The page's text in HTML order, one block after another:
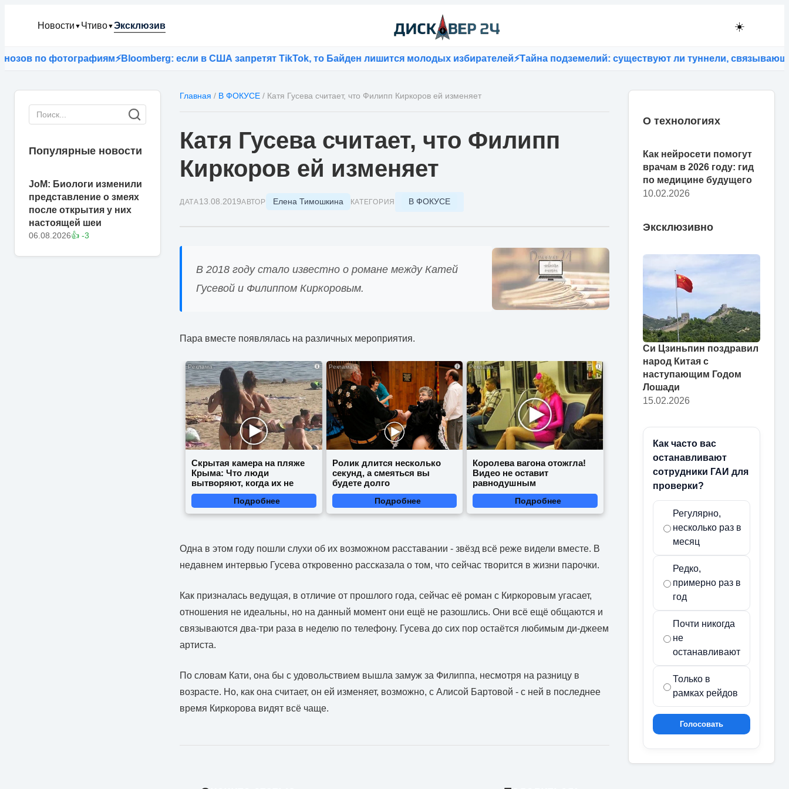
Новости ▼ Чтиво▼Эксклюзив ☀️
по фотографиям⚡Bloomberg: если в США запретят TikTok, то Байден лишится молодых избирателей⚡Тайна подземелий: существуют ли туннели, связывающие
Популярные новости
JoM: Биологи изменили
представление о змеях
после открытия у них
настоящей шеи
06.08.2026👍 -3
Главная / В ФОКУСЕ / Катя Гусева считает, что Филипп Киркоров ей изменяет
Катя Гусева считает, что Филипп
Киркоров ей изменяет
ДАТА13.08.2019АВТОР Елена Тимошкина КАТЕГОРИЯ В ФОКУСЕ
В 2018 году стало известно о романе между Катей
Гусевой и Филиппом Киркоровым.
Пара вместе появлялась на различных мероприятия.
i
Скрытая камера на пляже
Крыма: Что люди
вытворяют, когда их не
видят...
Подробнее
i
Ролик длится несколько
секунд, а смеяться вы
будете долго
Подробнее
i
Королева вагона отожгла!
Видео не оставит
равнодушным
Подробнее
Одна в этом году пошли слухи об их возможном расставании - звёзд всё реже видели вместе. В
недавнем интервью Гусева откровенно рассказала о том, что сейчас творится в жизни парочки.
Как призналась ведущая, в отличие от прошлого года, сейчас её роман с Киркоровым угасает,
отношения не идеальны, но на данный момент они ещё не разошлись. Они всё ещё общаются и
связываются два-три раза в неделю по телефону. Гусева до сих пор остаётся любимым ди-джеем
артиста.
По словам Кати, она бы с удовольствием вышла замуж за Филиппа, несмотря на разницу в
возрасте. Но, как она считает, он ей изменяет, возможно, с Алисой Бартовой - с ней в последнее
время Киркорова видят всё чаще.
О технологиях
Как нейросети помогут
врачам в 2026 году: гид
по медицине будущего
10.02.2026
Эксклюзивно
Си Цзиньпин поздравил
народ Китая с
наступающим Годом
Лошади
15.02.2026
Как часто вас
останавливают
сотрудники ГАИ для
проверки?
Регулярно,
несколько раз в
месяц
Редко,
примерно раз в
год
Почти никогда
не
останавливают
Только в
рамках рейдов
Голосовать